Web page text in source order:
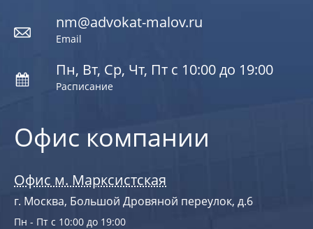
Офис компании
Офис м. Марксистская
г. Москва, Большой Дровяной переулок, д.6
Пн - Пт с 10:00 до 19:00
nm@advokat-malov.ru
Email
Пн, Вт, Ср, Чт, Пт с 10:00 до 19:00
Расписание